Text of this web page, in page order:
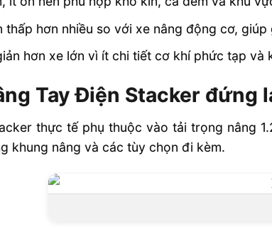
thấp hơn nhiều so với xe nâng động cơ, giúp
hơn xe lớn vì ít chi tiết cơ khí phức tạp và
Tay Điện Stacker đứng
thực tế phụ thuộc vào tải trọng nâng
khung nâng và các tùy chọn đi kèm.